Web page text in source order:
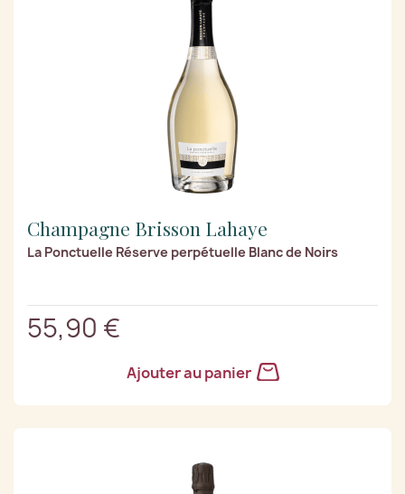
Champagne Brisson Lahaye
La Ponctuelle Réserve perpétuelle Blanc de Noirs
55,90 €
Ajouter au panier